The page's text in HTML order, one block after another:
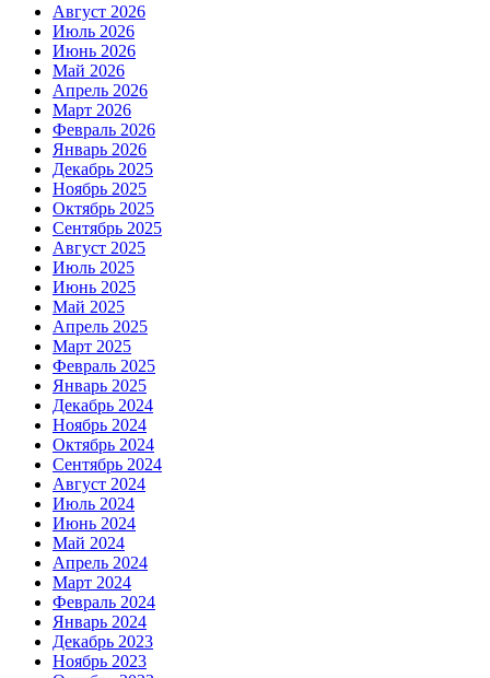
Август 2026
Июль 2026
Июнь 2026
Май 2026
Апрель 2026
Март 2026
Февраль 2026
Январь 2026
Декабрь 2025
Ноябрь 2025
Октябрь 2025
Сентябрь 2025
Август 2025
Июль 2025
Июнь 2025
Май 2025
Апрель 2025
Март 2025
Февраль 2025
Январь 2025
Декабрь 2024
Ноябрь 2024
Октябрь 2024
Сентябрь 2024
Август 2024
Июль 2024
Июнь 2024
Май 2024
Апрель 2024
Март 2024
Февраль 2024
Январь 2024
Декабрь 2023
Ноябрь 2023